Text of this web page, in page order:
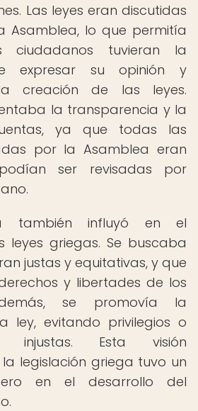
Las leyes eran discutidas
Asamblea, lo que permitía
tuvieran la
expresar su opinión y
creación de las leyes.
la transparencia y la
ya que todas las
por la Asamblea eran
ser revisadas por
también influyó en el
leyes griegas. Se buscaba
justas y equitativas, y que
y libertades de los
se promovía la
ley, evitando privilegios o
injustas. Esta visión
legislación griega tuvo un
en el desarrollo del